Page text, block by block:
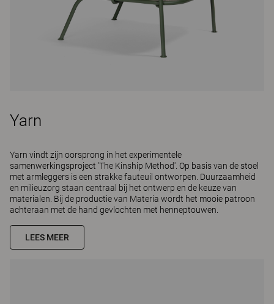
Yarn
Yarn vindt zijn oorsprong in het experimentele
samenwerkingsproject 'The Kinship Method'. Op basis van de stoel
met armleggers is een strakke fauteuil ontworpen. Duurzaamheid
en milieuzorg staan centraal bij het ontwerp en de keuze van
materialen. Bij de productie van Materia wordt het mooie patroon
achteraan met de hand gevlochten met henneptouwen.
LEES MEER